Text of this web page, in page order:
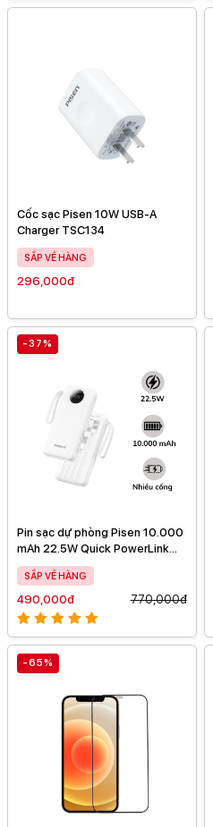
Cốc sạc Pisen 10W USB-A
Charger TSC134
SẮP VỀ HÀNG
296,000đ
-37%
Pin sạc dự phòng Pisen 10.000
mAh 22.5W Quick PowerLink
Round
SẮP VỀ HÀNG
490,000đ 770,000đ
-65%